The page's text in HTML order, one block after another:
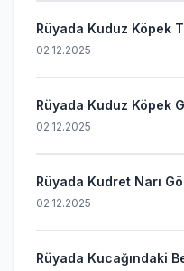
Rüyada Kuduz Köpek
02.12.2025
Rüyada Kuduz Köpek
02.12.2025
Rüyada Kudret Narı
02.12.2025
Rüyada Kucağındaki